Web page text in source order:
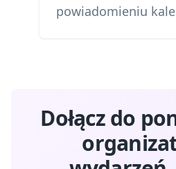
powiadomieniu
Dołącz do